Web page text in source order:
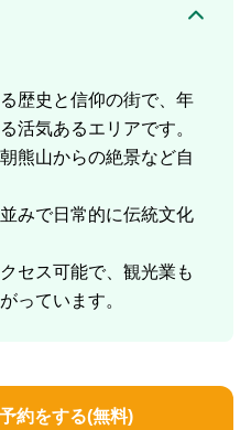
歴史と信仰の街で、年
活気あるエリアです。
熊山からの絶景など自
みで日常的に伝統文化
セス可能で、観光業も
約をする(無料)